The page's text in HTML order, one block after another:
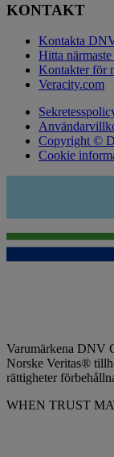
KONTAKT
Kontakta
Hitta
Kontakter för
Veracity.com
Copyright ©
Cookie
Varumärkena
Norske Veritas®
rättigheter
WHEN TRUST